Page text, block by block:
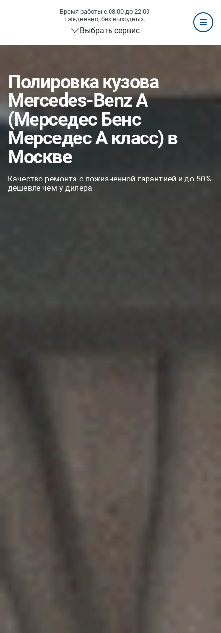
Время работы с 08:00 до 22:00
Ежедневно, без выходных.
Выбрать сервис
Полировка кузова
Mercedes-Benz A
(Мерседес Бенс
Мерседес А класс) в
Москве
Качество ремонта с пожизненной гарантией и до 50%
дешевле чем у дилера